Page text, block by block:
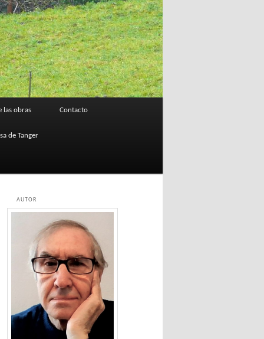
las obras Contacto
de Tanger
AUTOR